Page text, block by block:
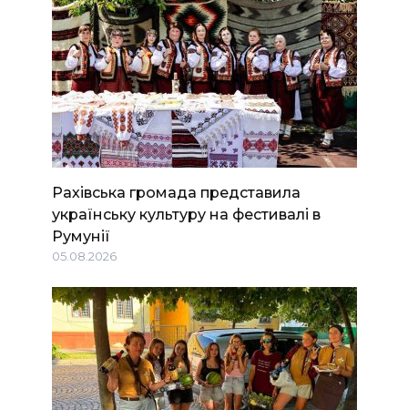
Рахівська громада представила
українську культуру на фестивалі в
Румунії
05.08.2026